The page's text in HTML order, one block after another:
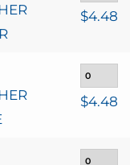
$4.48
$4.48